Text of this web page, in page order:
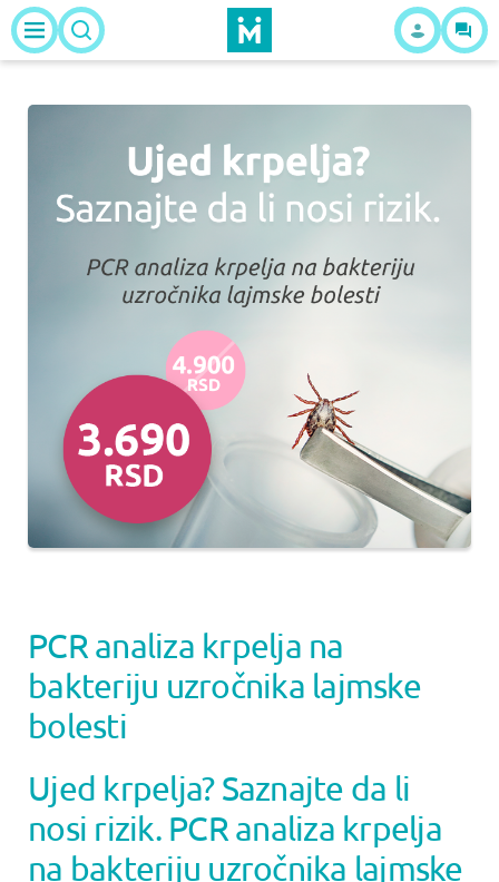
PCR analiza krpelja na
bakteriju uzročnika lajmske
bolesti
Ujed krpelja? Saznajte da li
nosi rizik. PCR analiza krpelja
na bakteriju uzročnika lajmske